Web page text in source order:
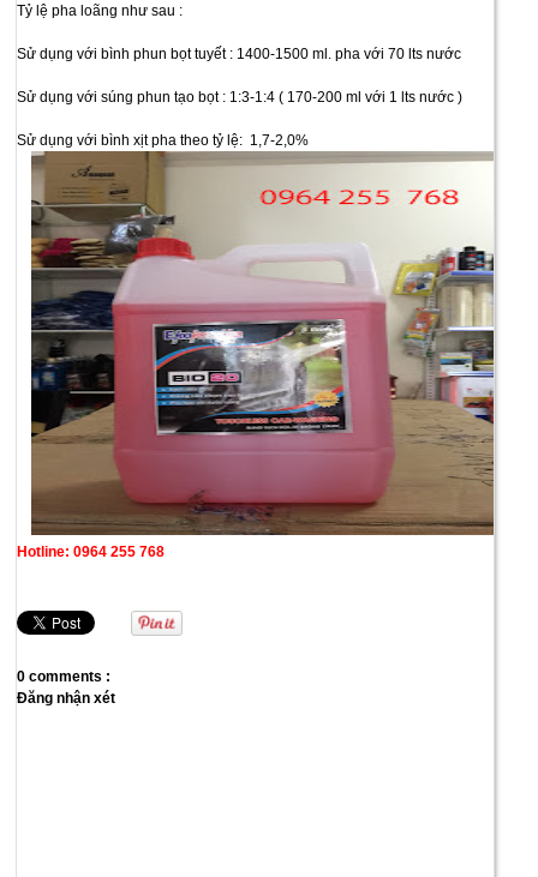
Tỷ lệ pha loãng như sau :
Sử dụng với bình phun bọt tuyết : 1400-1500 ml. pha với 70 lts nước
Sử dụng với súng phun tạo bọt : 1:3-1:4 ( 170-200 ml với 1 lts nước )
Sử dụng với bình xịt pha theo tỷ lệ: 1,7-2,0%
Hotline: 0964 255 768
0 comments :
Đăng nhận xét